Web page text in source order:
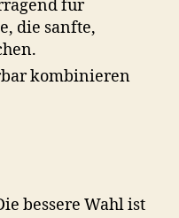
für
die sanfte,
kombinieren
bessere Wahl ist